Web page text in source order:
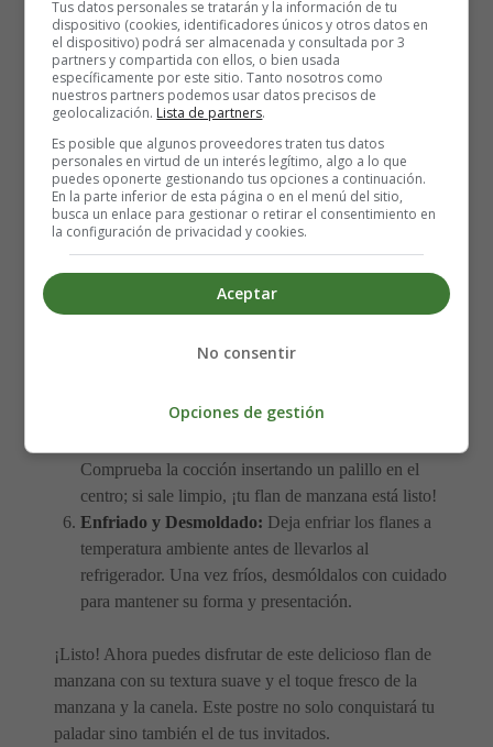
Mezcla en el Procesador de Alimentos:Coloca
todos los ingredientes en un procesador de alimentos
o licuadora. 🔄 Bate la mezcla hasta que todos los
ingredientes estén bien combinados y obtengas una
textura suave y homogénea.
Prepara los Moldes:Engrasa cuatro moldes
individuales aptos para horno. Vierte la mezcla del
flan en cada uno de ellos, asegurándote de distribuir
equitativamente la mezcla.
Baño María:Coloca los moldes en una fuente
honda y grande con agua, creando un baño María
que garantizará una cocción uniforme del flan.
precalentado y hornea a la temperatura indicada
Comprueba la cocción insertando un palillo en el
centro; si sale limpio, ¡tu flan de manzana está listo!
Enfriado y Desmoldado: Deja enfriar los flanes a
temperatura ambiente antes de llevarlos al
refrigerador. Una vez fríos, desmóldalos con cuidado
para mantener su forma y presentación.
¡Listo! Ahora puedes disfrutar de este delicioso flan de
manzana con su textura suave y el toque fresco de la
manzana y la canela. Este postre no solo conquistará tu
paladar sino también el de tus invitados.
Tus datos personales se tratarán y la información de tu
dispositivo (cookies, identificadores únicos y otros datos en
el dispositivo) podrá ser almacenada y consultada por 3
partners y compartida con ellos, o bien usada
específicamente por este sitio. Tanto nosotros como
nuestros partners podemos usar datos precisos de
geolocalización. Lista de partners.
Es posible que algunos proveedores traten tus datos
personales en virtud de un interés legítimo, algo a lo que
puedes oponerte gestionando tus opciones a continuación.
En la parte inferior de esta página o en el menú del sitio,
busca un enlace para gestionar o retirar el consentimiento en
la configuración de privacidad y cookies.
Aceptar
No consentir
Opciones de gestión